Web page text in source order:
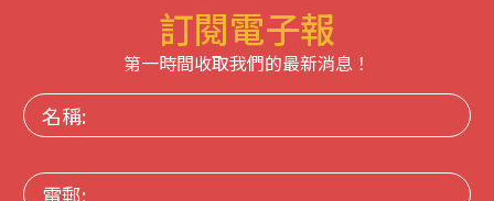
訂閱電子報
第一時間收取我們的最新消息！
名
稱:
電